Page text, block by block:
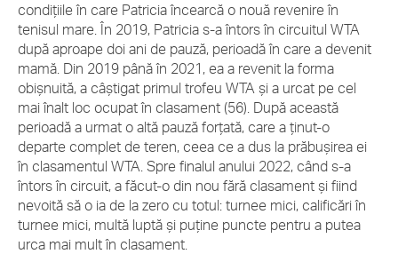
condițiile în care Patricia încearcă o nouă revenire în
tenisul mare. În 2019, Patricia s-a întors în circuitul WTA
după aproape doi ani de pauză, perioadă în care a devenit
mamă. Din 2019 până în 2021, ea a revenit la forma
obișnuită, a câștigat primul trofeu WTA și a urcat pe cel
mai înalt loc ocupat în clasament (56). După această
perioadă a urmat o altă pauză forțată, care a ținut-o
departe complet de teren, ceea ce a dus la prăbușirea ei
în clasamentul WTA. Spre finalul anului 2022, când s-a
întors în circuit, a făcut-o din nou fără clasament și fiind
nevoită să o ia de la zero cu totul: turnee mici, calificări în
turnee mici, multă luptă și puține puncte pentru a putea
urca mai mult în clasament.